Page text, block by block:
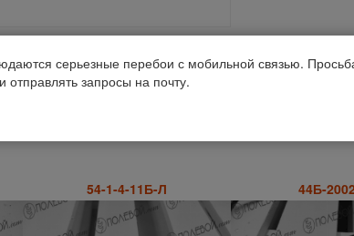
консультацию
54-1-4-11Б-Л 44Б-
серьезные перебои с мобильной связью.
запросы на почту.